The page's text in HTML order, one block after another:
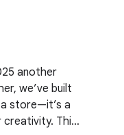
another
we’ve built
store—it’s a
creativity. This